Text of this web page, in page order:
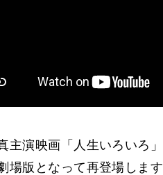
主演映画「人生いろいろ
場版となって再登場します